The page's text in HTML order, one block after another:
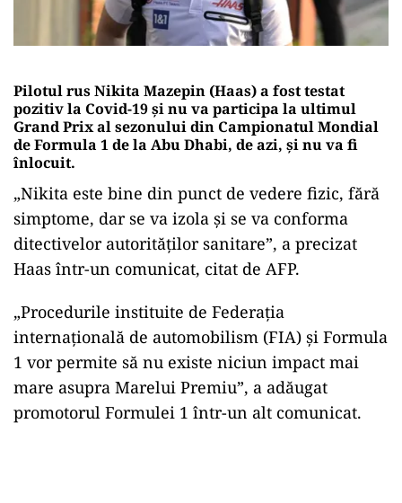
Pilotul rus Nikita Mazepin (Haas) a fost testat
pozitiv la Covid-19 şi nu va participa la ultimul
Grand Prix al sezonului din Campionatul Mondial
de Formula 1 de la Abu Dhabi, de azi, şi nu va fi
înlocuit.
„Nikita este bine din punct de vedere fizic, fără
simptome, dar se va izola şi se va conforma
ditectivelor autorităţilor sanitare”, a precizat
Haas într-un comunicat, citat de AFP.
„Procedurile instituite de Federaţia
internaţională de automobilism (FIA) şi Formula
1 vor permite să nu existe niciun impact mai
mare asupra Marelui Premiu”, a adăugat
promotorul Formulei 1 într-un alt comunicat.